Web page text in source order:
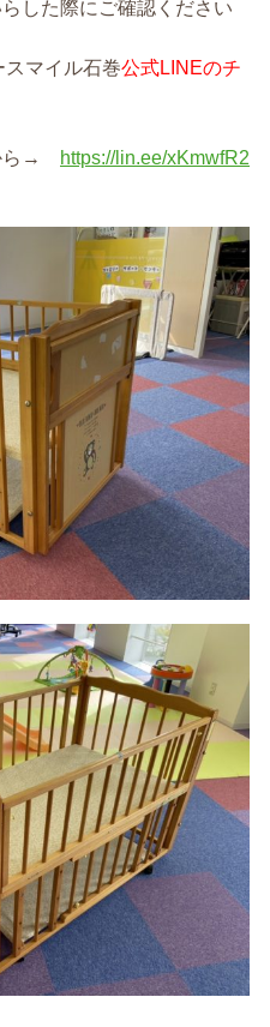
した際にご確認ください
マイル石巻公式LINEのチ
ら→ https://lin.ee/xKmwfR2